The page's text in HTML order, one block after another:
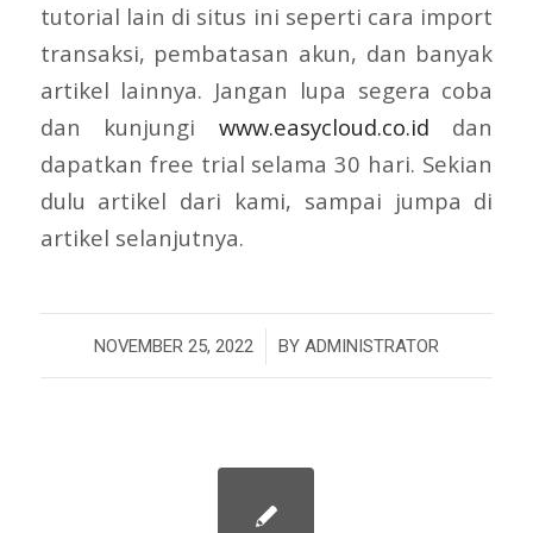
tutorial lain di situs ini seperti cara import
transaksi, pembatasan akun, dan banyak
artikel lainnya. Jangan lupa segera coba
dan kunjungi www.easycloud.co.id dan
dapatkan free trial selama 30 hari. Sekian
dulu artikel dari kami, sampai jumpa di
artikel selanjutnya.
NOVEMBER 25, 2022
/ BY ADMINISTRATOR